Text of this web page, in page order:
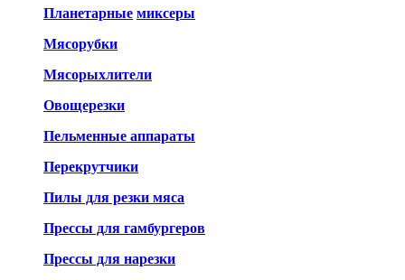
Планетарные миксеры
Мясорубки
Мясорыхлители
Овощерезки
Пельменные аппараты
Перекрутчики
Пилы для резки мяса
Прессы для гамбургеров
Прессы для нарезки